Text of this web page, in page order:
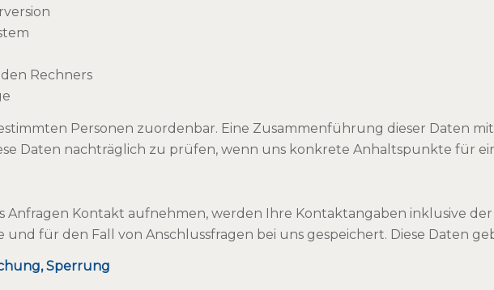
Rechners
Personen zuordenbar. Eine Zusammenführung dieser Daten
Daten nachträglich zu prüfen, wenn uns konkrete Anhaltspunkte für
Anfragen Kontakt aufnehmen, werden Ihre Kontaktangaben inklusive
für den Fall von Anschlussfragen bei uns gespeichert. Diese Daten
Sperrung